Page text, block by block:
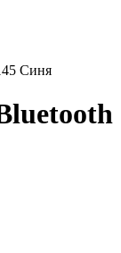
Синя